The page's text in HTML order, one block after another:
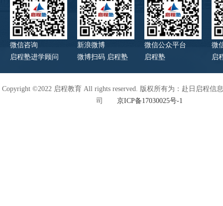
微信咨询
启程塾进学顾问
新浪微博
微博扫码 启程塾
微信公众平台
启程塾
微
启
Copyright ©2022 启程教育 All rights reserved. 版权所有为：赴日启程信
司 京ICP备17030025号-1